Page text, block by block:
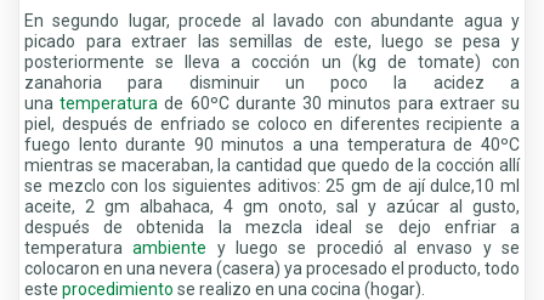
En segundo lugar, procede al lavado con abundante agua y
picado para extraer las semillas de este, luego se pesa y
posteriormente se lleva a cocción un (kg de tomate) con
zanahoria para disminuir un poco la acidez a
unatemperatura de 60ºC durante 30 minutos para extraer su
piel, después de enfriado se coloco en diferentes recipiente a
fuego lento durante 90 minutos a una temperatura de 40ºC
mientras se maceraban, la cantidad que quedo de la cocción allí
se mezclo con los siguientes aditivos: 25 gm de ají dulce,10 ml
aceite, 2 gm albahaca, 4 gm onoto, sal y azúcar al gusto,
después de obtenida la mezcla ideal se dejo enfriar a
temperaturaambiente y luego se procedió al envaso y se
colocaron en una nevera (casera) ya procesado el producto, todo
este procedimiento se realizo en una cocina (hogar).